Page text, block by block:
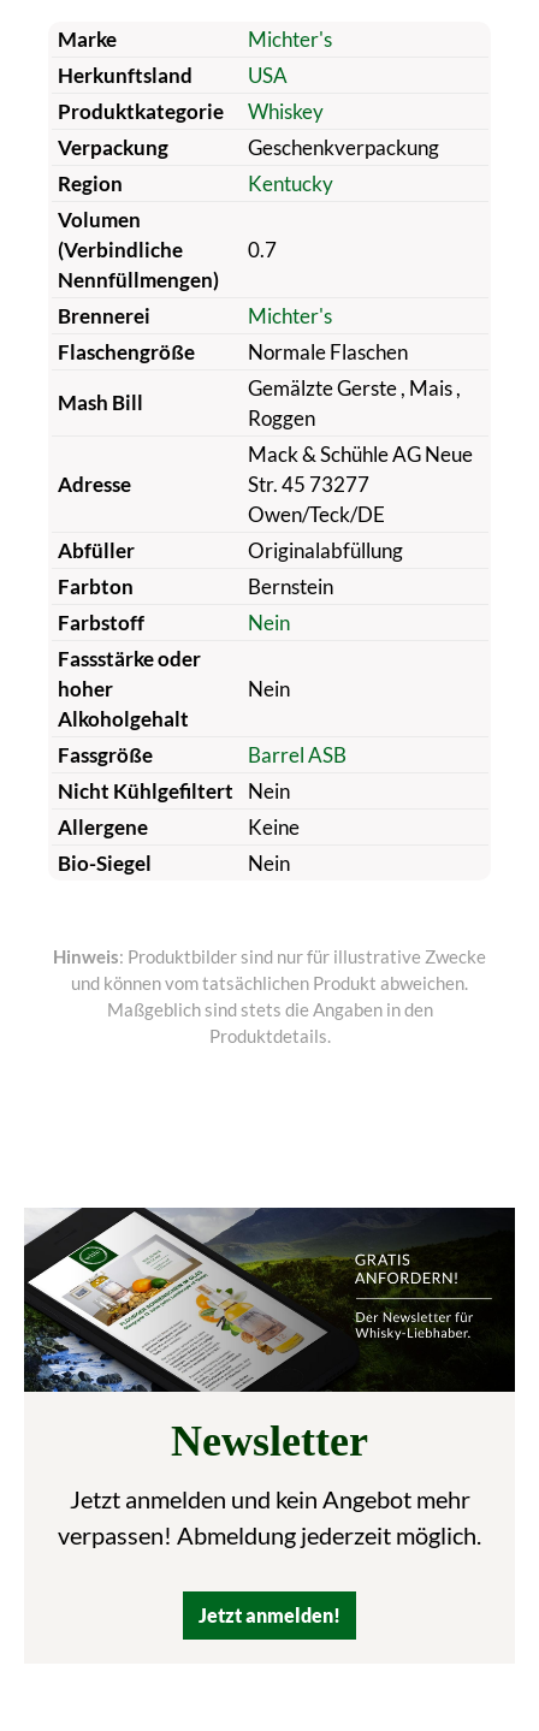
Marke
Michter's
Herkunftsland
USA
Produktkategorie
Whiskey
Verpackung
Geschenkverpackung
Region
Kentucky
Volumen
(Verbindliche
Nennfüllmengen)
0.7
Brennerei
Michter's
Flaschengröße
Normale Flaschen
Mash Bill
Gemälzte Gerste, Mais,
Roggen
Adresse
Mack & Schühle AG Neue
Str. 45 73277
Owen/Teck/DE
Abfüller
Originalabfüllung
Farbton
Bernstein
Farbstoff
Nein
Fassstärke oder
hoher
Alkoholgehalt
Nein
Fassgröße
Barrel ASB
Nicht Kühlgefiltert
Nein
Allergene
Keine
Bio-Siegel
Nein
Hinweis: Produktbilder sind nur für illustrative Zwecke
und können vom tatsächlichen Produkt abweichen.
Maßgeblich sind stets die Angaben in den
Produktdetails.
Newsletter
Jetzt anmelden und kein Angebot mehr
verpassen! Abmeldung jederzeit möglich.
Jetzt anmelden!